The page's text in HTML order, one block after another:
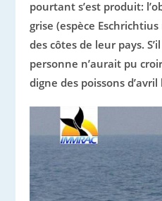
pourtant s’est produit:
grise (espèce
des côtes de leur pays.
personne n’aurait pu
digne des poissons